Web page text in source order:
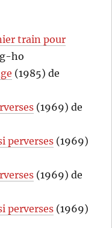
train pour
ho
(1985) de
(1969) de
perverses (1969)
(1969) de
perverses (1969)